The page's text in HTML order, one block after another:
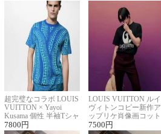
超完璧なコラボ LOUIS
VUITTON × Yayoi
Kusama 個性 半袖Tシャ
ツコピー男女兼用
7800 円
LOUIS VUITTON ルイ
ヴィトンコピー新作ア
ップリケ肖像画コット
ンニット半袖Tシャツ
7500 円